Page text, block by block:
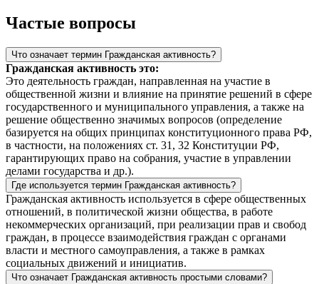
Частые вопросы
Что означает термин Гражданская активность?
Гражданская активность это:
Это деятельность граждан, направленная на участие в
общественной жизни и влияние на принятие решений в сфере
государственного и муниципального управления, а также на
решение общественно значимых вопросов (определение
базируется на общих принципах конституционного права РФ,
в частности, на положениях ст. 31, 32 Конституции РФ,
гарантирующих право на собрания, участие в управлении
делами государства и др.).
Где используется термин Гражданская активность?
Гражданская активность используется в сфере общественных
отношений, в политической жизни общества, в работе
некоммерческих организаций, при реализации прав и свобод
граждан, в процессе взаимодействия граждан с органами
власти и местного самоуправления, а также в рамках
социальных движений и инициатив.
Что означает Гражданская активность простыми словами?